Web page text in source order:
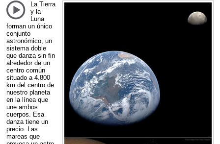
La Tierra
y la
Luna
forman un único
conjunto
astronómico, un
sistema doble
que danza sin fin
alrededor de un
centro común
situado a 4.800
km del centro de
nuestro planeta
en la línea que
une ambos
cuerpos. Esa
danza tiene un
precio. Las
mareas que